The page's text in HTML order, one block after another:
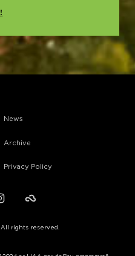
News
Archive
Privacy Policy
Failiem.lv
rights reserved.